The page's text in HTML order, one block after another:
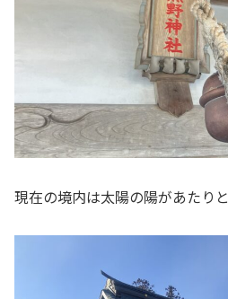
現在の境内は太陽の陽があたり